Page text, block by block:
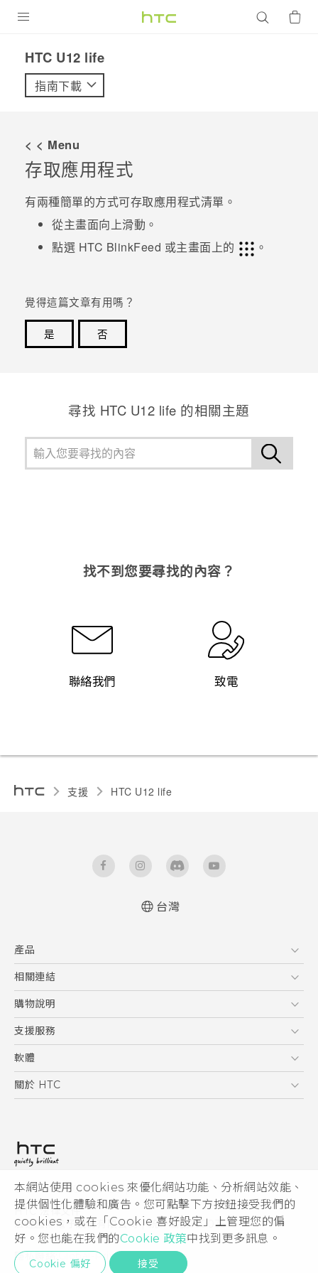
本網站使用 cookies 來優化網站功能、分析網站效能、
提供個性化體驗和廣告。您可點擊下方按鈕接受我們的
cookies，或在「Cookie 喜好設定」上管理您的偏
好。您也能在我們的Cookie 政策中找到更多訊息。
Cookie 偏好 接受
VIVE
配件
優惠專區
焦點訊息
企業採購
銷售門市
登入
HTC U12 life‎
指南下載
< < Menu
存取應用程式
有兩種簡單的方式可存取應用程式清單。
從主畫面向上滑動。
點選 HTC BlinkFeed 或主畫面上的 。
覺得這篇文章有用嗎？
是
否
尋找 HTC U12 life 的相關主題
找不到您要尋找的內容？
聯絡我們 致電
支援 HTC U12 life‎
台灣
產品
5G
智慧型手機
配件
相關連結
HTC Research
購物說明
購物須知
訂單管理
付款方式
支援服務
到府收送維修服務
服務中心資訊
客戶服務佈告欄
軟體
應用程式
HTC Sync Manager
關於 HTC
投資人
隱私權政策
產品安全性
Cookie
Security and Privacy Whitepaper
© 2011-2026 HTC Corporation
HTC 法律文件
宏達國際電子股份有限公司 | 統一編號16003518
隱私聯絡:Global-Privacy@htc.com